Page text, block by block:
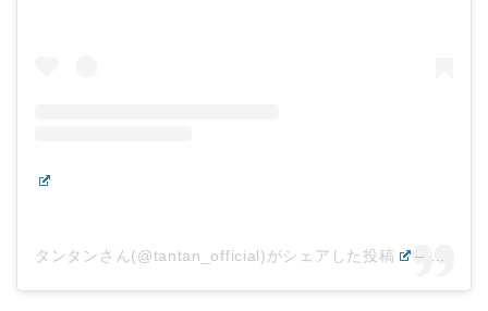
タンタンさん(@tantan_official)がシェアした投稿 –